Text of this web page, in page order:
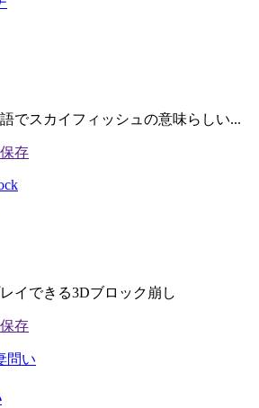
でスカイフィッシュの意味らしい...
イできる3Dブロック崩し